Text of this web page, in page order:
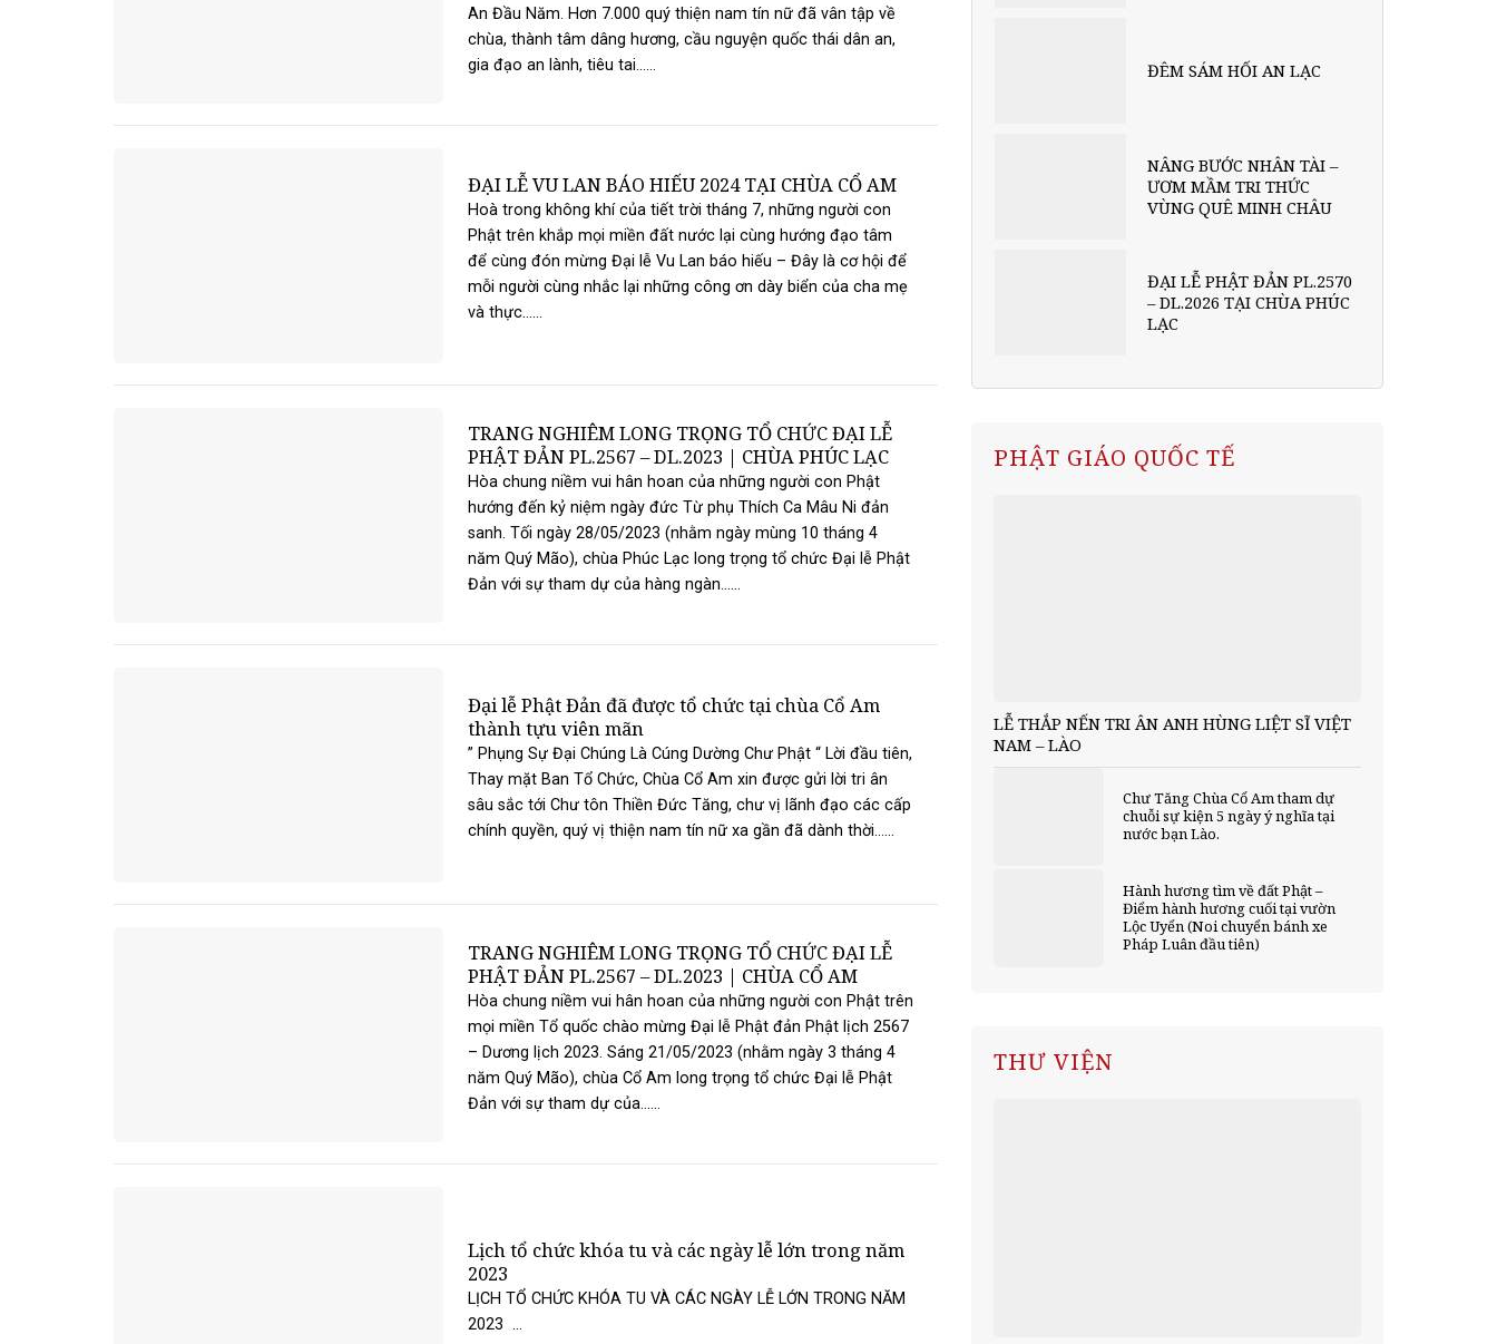
An Đầu Năm. Hơn 7.000 quý thiện nam tín nữ đã vân tập về
chùa, thành tâm dâng hương, cầu nguyện quốc thái dân an,
gia đạo an lành, tiêu tai......
ĐẠI LỄ VU LAN BÁO HIẾU 2024 TẠI CHÙA CỔ AM
Hoà trong không khí của tiết trời tháng 7, những người con
Phật trên khắp mọi miền đất nước lại cùng hướng đạo tâm
để cùng đón mừng Đại lễ Vu Lan báo hiếu – Đây là cơ hội để
mỗi người cùng nhắc lại những công ơn dày biển của cha mẹ
và thực......
TRANG NGHIÊM LONG TRỌNG TỔ CHỨC ĐẠI LỄ
PHẬT ĐẢN PL.2567 – DL.2023 | CHÙA PHÚC LẠC
Hòa chung niềm vui hân hoan của những người con Phật
hướng đến kỷ niệm ngày đức Từ phụ Thích Ca Mâu Ni đản
sanh. Tối ngày 28/05/2023 (nhằm ngày mùng 10 tháng 4
năm Quý Mão), chùa Phúc Lạc long trọng tổ chức Đại lễ Phật
Đản với sự tham dự của hàng ngàn......
Đại lễ Phật Đản đã được tổ chức tại chùa Cổ Am
thành tựu viên mãn
” Phụng Sự Đại Chúng Là Cúng Dường Chư Phật “ Lời đầu tiên,
Thay mặt Ban Tổ Chức, Chùa Cổ Am xin được gửi lời tri ân
sâu sắc tới Chư tôn Thiền Đức Tăng, chư vị lãnh đạo các cấp
chính quyền, quý vị thiện nam tín nữ xa gần đã dành thời......
TRANG NGHIÊM LONG TRỌNG TỔ CHỨC ĐẠI LỄ
PHẬT ĐẢN PL.2567 – DL.2023 | CHÙA CỔ AM
Hòa chung niềm vui hân hoan của những người con Phật trên
mọi miền Tổ quốc chào mừng Đại lễ Phật đản Phật lịch 2567
– Dương lịch 2023. Sáng 21/05/2023 (nhằm ngày 3 tháng 4
năm Quý Mão), chùa Cổ Am long trọng tổ chức Đại lễ Phật
Đản với sự tham dự của......
Lịch tổ chức khóa tu và các ngày lễ lớn trong năm
2023
LỊCH TỔ CHỨC KHÓA TU VÀ CÁC NGÀY LỄ LỚN TRONG NĂM
2023 ...
ĐÊM SÁM HỐI AN LẠC
NÂNG BƯỚC NHÂN TÀI –
ƯƠM MẦM TRI THỨC
VÙNG QUÊ MINH CHÂU
ĐẠI LỄ PHẬT ĐẢN PL.2570
– DL.2026 TẠI CHÙA PHÚC
LẠC
PHẬT GIÁO QUỐC TẾ
LỄ THẮP NẾN TRI ÂN ANH HÙNG LIỆT SĨ VIỆT
NAM – LÀO
Chư Tăng Chùa Cổ Am tham dự
chuỗi sự kiện 5 ngày ý nghĩa tại
nước bạn Lào.
Hành hương tìm về đất Phật –
Điểm hành hương cuối tại vườn
Lộc Uyển (Noi chuyển bánh xe
Pháp Luân đầu tiên)
THƯ VIỆN